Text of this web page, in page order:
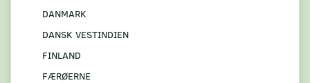
DANMARK
DANSK VESTINDIEN
FINLAND
FÆRØERNE